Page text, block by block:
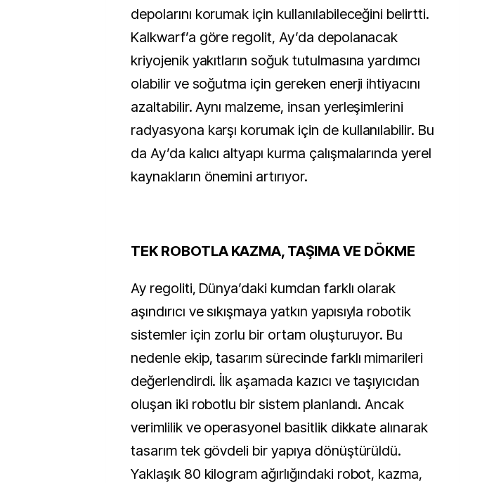
depolarını korumak için kullanılabileceğini belirtti.
Kalkwarf’a göre regolit, Ay’da depolanacak
kriyojenik yakıtların soğuk tutulmasına yardımcı
olabilir ve soğutma için gereken enerji ihtiyacını
azaltabilir. Aynı malzeme, insan yerleşimlerini
radyasyona karşı korumak için de kullanılabilir. Bu
da Ay’da kalıcı altyapı kurma çalışmalarında yerel
kaynakların önemini artırıyor.
TEK ROBOTLA KAZMA, TAŞIMA VE DÖKME
Ay regoliti, Dünya’daki kumdan farklı olarak
aşındırıcı ve sıkışmaya yatkın yapısıyla robotik
sistemler için zorlu bir ortam oluşturuyor. Bu
nedenle ekip, tasarım sürecinde farklı mimarileri
değerlendirdi. İlk aşamada kazıcı ve taşıyıcıdan
oluşan iki robotlu bir sistem planlandı. Ancak
verimlilik ve operasyonel basitlik dikkate alınarak
tasarım tek gövdeli bir yapıya dönüştürüldü.
Yaklaşık 80 kilogram ağırlığındaki robot, kazma,